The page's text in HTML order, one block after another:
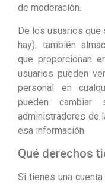
de moderación.
De los usuarios
hay), también
que proporcionan
usuarios pueden
personal en
pueden
administradores de
esa información.
Qué derechos
Si tienes una